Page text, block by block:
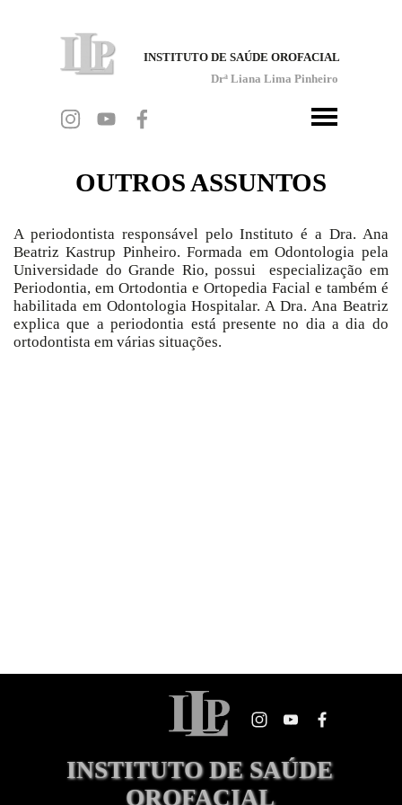
INSTITUTO DE SAÚDE OROFACIAL
Drª Liana Lima Pinheiro
OUTROS ASSUNTOS
A periodontista responsável pelo Instituto é a Dra. Ana
Beatriz Kastrup Pinheiro. Formada em Odontologia pela
Universidade do Grande Rio, possui especialização em
Periodontia, em Ortodontia e Ortopedia Facial e também é
habilitada em Odontologia Hospitalar. A Dra. Ana Beatriz
explica que a periodontia está presente no dia a dia do
ortodontista em várias situações.
INSTITUTO DE SAÚDE
OROFACIAL